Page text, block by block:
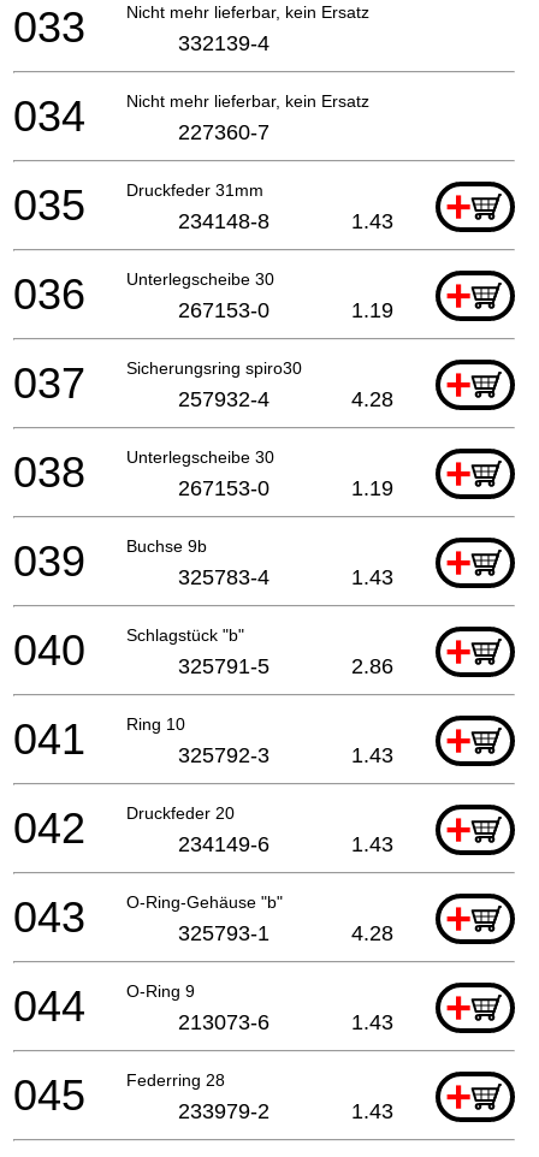
Nicht mehr lieferbar, kein Ersatz
033 332139-4
Nicht mehr lieferbar, kein Ersatz
034 227360-7
Druckfeder 31mm +
035 234148-8 1.43
Unterlegscheibe 30 +
036 267153-0 1.19
Sicherungsring spiro30 +
037 257932-4 4.28
Unterlegscheibe 30 +
038 267153-0 1.19
Buchse 9b +
039 325783-4 1.43
Schlagstück "b" +
040 325791-5 2.86
Ring 10 +
041 325792-3 1.43
Druckfeder 20 +
042 234149-6 1.43
O-Ring-Gehäuse "b" +
043 325793-1 4.28
O-Ring 9 +
044 213073-6 1.43
Federring 28 +
045 233979-2 1.43